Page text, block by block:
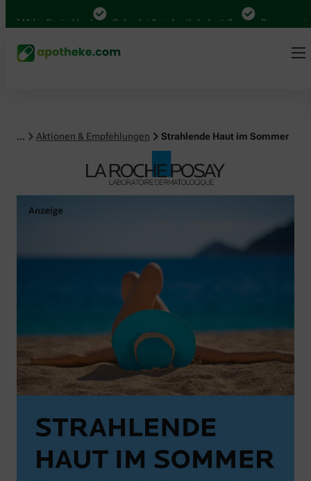
in Deutschland Online bei Ihrer Apotheke bestellen Bequem zwischen
... Aktionen & Empfehlungen Strahlende Haut im Sommer